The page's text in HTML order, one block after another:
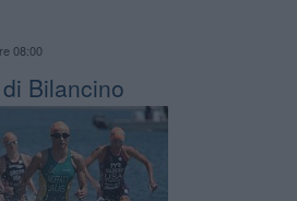
08:00
Bilancino